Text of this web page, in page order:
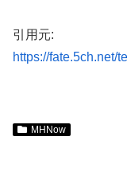
引用元:
https://fate.5ch.net/
MHNow